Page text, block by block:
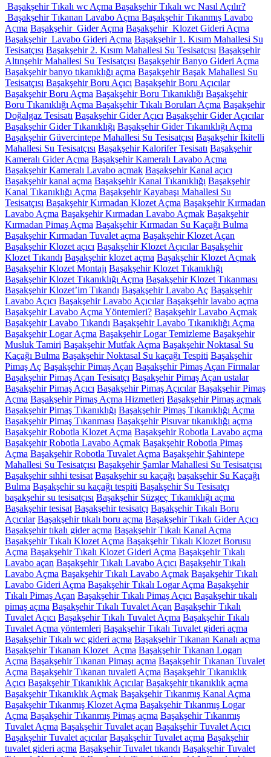
Başakşehir Tıkalı wc Açma Başakşehir Tıkalı wc Nasıl Açılır?
Başakşehir Tıkanan Lavabo Açma Başakşehir Tıkanmış Lavabo
Açma Başakşehir Gider Açma Başakşehir Klozet Gideri Açma
Başakşehir Lavabo Gideri Açma Başakşehir 1. Kısım Mahallesi Su
Tesisatçısı Başakşehir 2. Kısım Mahallesi Su Tesisatçısı Başakşehir
Altınşehir Mahallesi Su Tesisatçısı Başakşehir Banyo Gideri Açma
Başakşehir banyo tıkanıklığı açma Başakşehir Başak Mahallesi Su
Tesisatçısı Başakşehir Boru Açıcı Başakşehir Boru Açıcılar
Başakşehir Boru Açma Başakşehir Boru Tıkanıklığı Başakşehir
Boru Tıkanıklığı Açma Başakşehir Tıkalı Boruları Açma Başakşehir
Doğalgaz Tesisatı Başakşehir Gider Açıcı Başakşehir Gider Açıcılar
Başakşehir Gider Tıkanıklığı Başakşehir Gider Tıkanıklığı Açma
Başakşehir Güvercintepe Mahallesi Su Tesisatçısı Başakşehir İkitelli
Mahallesi Su Tesisatçısı Başakşehir Kalorifer Tesisatı Başakşehir
Kameralı Gider Açma Başakşehir Kameralı Lavabo Açma
Başakşehir Kameralı Lavabo açmak Başakşehir Kanal açıcı
Başakşehir kanal açma Başakşehir Kanal Tıkanıklığı Başakşehir
Kanal Tıkanıklığı Açma Başakşehir Kayabaşı Mahallesi Su
Tesisatçısı Başakşehir Kırmadan Klozet Açma Başakşehir Kırmadan
Lavabo Açma Başakşehir Kırmadan Lavabo Açmak Başakşehir
Kırmadan Pimaş Açma Başakşehir Kırmadan Su Kaçağı Bulma
Başakşehir Kırmadan Tuvalet açma Başakşehir Klozet Açan
Başakşehir Klozet açıcı Başakşehir Klozet Açıcılar Başakşehir
Klozet Tıkandı Başakşehir klozet açma Başakşehir Klozet Açmak
Başakşehir Klozet Montajı Başakşehir Klozet Tıkanıklığı
Başakşehir Klozet Tıkanıklığı Açma Başakşehir Klozet Tıkanması
Başakşehir Klozet’im Tıkandı Başakşehir Lavabo Aç Başakşehir
Lavabo Açıcı Başakşehir Lavabo Açıcılar Başakşehir lavabo açma
Başakşehir Lavabo Açma Yöntemleri? Başakşehir Lavabo Açmak
Başakşehir Lavabo Tıkandı Başakşehir Lavabo Tıkanıklığı Açma
Başakşehir Logar Açma Başakşehir Logar Temizleme Başakşehir
Musluk Tamiri Başakşehir Mutfak Açma Başakşehir Noktasal Su
Kaçağı Bulma Başakşehir Noktasal Su kaçağı Tespiti Başakşehir
Pimaş Aç Başakşehir Pimaş Açan Başakşehir Pimaş Açan Firmalar
Başakşehir Pimaş Açan Tesisatçı Başakşehir Pimaş Açan ustalar
Başakşehir Pimaş Açıcı Başakşehir Pimaş Açıcılar Başakşehir Pimaş
Açma Başakşehir Pimaş Açma Hizmetleri Başakşehir Pimaş açmak
Başakşehir Pimaş Tıkanıklığı Başakşehir Pimaş Tıkanıklığı Açma
Başakşehir Pimaş Tıkanması Başakşehir Pisuvar tıkanıklığı açma
Başakşehir Robotla Klozet Açma Başakşehir Robotla Lavabo açma
Başakşehir Robotla Lavabo Açmak Başakşehir Robotla Pimaş
Açma Başakşehir Robotla Tuvalet Açma Başakşehir Şahintepe
Mahallesi Su Tesisatçısı Başakşehir Şamlar Mahallesi Su Tesisatçısı
Başakşehir sıhhi tesisat Başakşehir su kaçağı başakşehir Su Kaçağı
Bulma Başakşehir su kaçağı tespiti Başakşehir Su Tesisatçı
başakşehir su tesisatçısı Başakşehir Süzgeç Tıkanıklığı açma
Başakşehir tesisat Başakşehir tesisatçı Başakşehir Tıkalı Boru
Açıcılar Başakşehir tıkalı boru açma Başakşehir Tıkalı Gider Açıcı
Başakşehir tıkalı gider açma Başakşehir Tıkalı Kanal Açma
Başakşehir Tıkalı Klozet Açma Başakşehir Tıkalı Klozet Borusu
Açma Başakşehir Tıkalı Klozet Gideri Açma Başakşehir Tıkalı
Lavabo açan Başakşehir Tıkalı Lavabo Açıcı Başakşehir Tıkalı
Lavabo Açma Başakşehir Tıkalı Lavabo Açmak Başakşehir Tıkalı
Lavabo Gideri Açma Başakşehir Tıkalı Logar Açma Başakşehir
Tıkalı Pimaş Açan Başakşehir Tıkalı Pimaş Açıcı Başakşehir tıkalı
pimaş açma Başakşehir Tıkalı Tuvalet Açan Başakşehir Tıkalı
Tuvalet Açıcı Başakşehir Tıkalı Tuvalet Açma Başakşehir Tıkalı
Tuvalet Açma yöntemleri Başakşehir Tıkalı Tuvalet gideri açma
Başakşehir Tıkalı wc gideri açma Başakşehir Tıkanan Kanalı açma
Başakşehir Tıkanan Klozet Açma Başakşehir Tıkanan Logarı
Açma Başakşehir Tıkanan Pimaşı açma Başakşehir Tıkanan Tuvalet
Açma Başakşehir Tıkanan tuvaleti Açma Başakşehir Tıkanıklık
Açıcı Başakşehir Tıkanıklık Açıcılar Başakşehir tıkanıklık açma
Başakşehir Tıkanıklık Açmak Başakşehir Tıkanmış Kanal Açma
Başakşehir Tıkanmış Klozet Açma Başakşehir Tıkanmış Logar
Açma Başakşehir Tıkanmış Pimaş açma Başakşehir Tıkanmış
Tuvalet Açma Başakşehir Tuvalet açan Başakşehir Tuvalet Açıcı
Başakşehir Tuvalet açıcılar Başakşehir Tuvalet açma Başakşehir
tuvalet gideri açma Başakşehir Tuvalet tıkandı Başakşehir Tuvalet